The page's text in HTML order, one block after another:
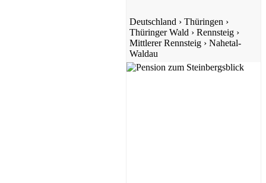
Deutschland › Thüringen ›
Thüringer Wald › Rennsteig ›
Mittlerer Rennsteig › Nahetal-
Waldau